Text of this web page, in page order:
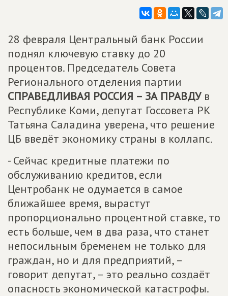
28 февраля Центральный банк России
поднял ключевую ставку до 20
процентов. Председатель Совета
Регионального отделения партии
СПРАВЕДЛИВАЯ РОССИЯ – ЗА ПРАВДУв
Республике Коми, депутат Госсовета РК
Татьяна Саладина уверена, что решение
ЦБ введёт экономику страны в коллапс.
- Сейчас кредитные платежи по
обслуживанию кредитов, если
Центробанк не одумается в самое
ближайшее время, вырастут
пропорционально процентной ставке, то
есть больше, чем в два раза, что станет
непосильным бременем не только для
граждан, но и для предприятий, –
говорит депутат, – это реально создаёт
опасность экономической катастрофы.